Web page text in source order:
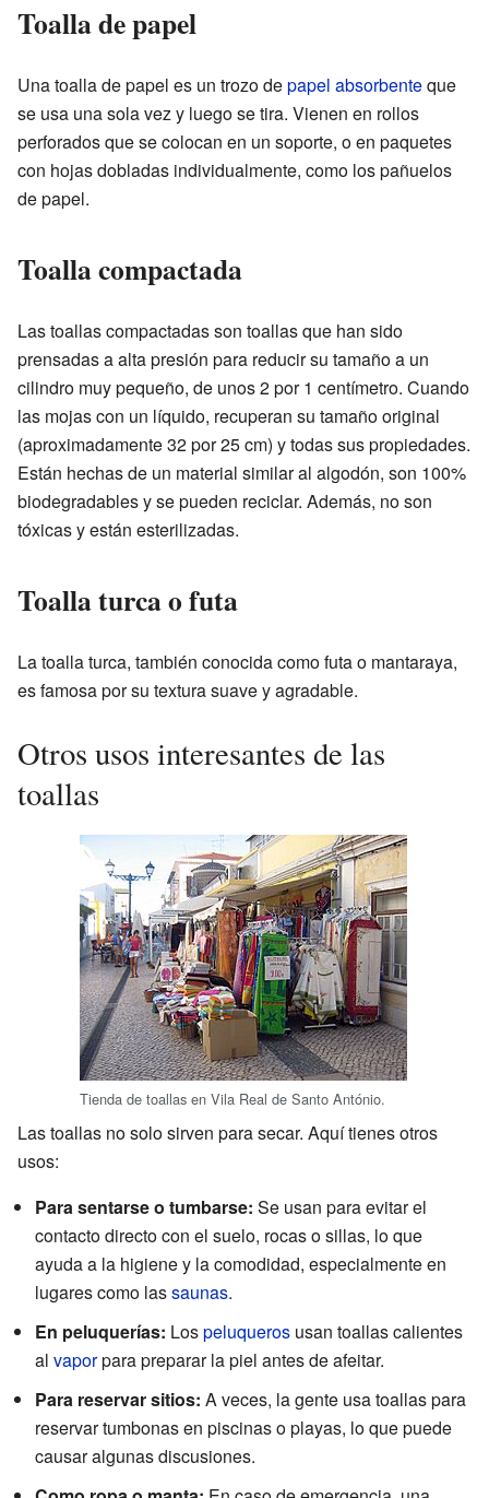
Toalla de papel
Una toalla de papel es un trozo depapel absorbenteque
se usa una sola vez y luego se tira. Vienen en rollos
perforados que se colocan en un soporte, o en paquetes
con hojas dobladas individualmente, como los pañuelos
de papel.
Toalla compactada
Las toallas compactadas son toallas que han sido
prensadas a alta presión para reducir su tamaño a un
cilindro muy pequeño, de unos 2 por 1 centímetro. Cuando
las mojas con un líquido, recuperan su tamaño original
(aproximadamente 32 por 25 cm) y todas sus propiedades.
Están hechas de un material similar al algodón, son 100%
biodegradables y se pueden reciclar. Además, no son
tóxicas y están esterilizadas.
Toalla turca o futa
La toalla turca, también conocida como futa o mantaraya,
es famosa por su textura suave y agradable.
Otros usos interesantes de las
toallas
Tienda de toallas en Vila Real de Santo António.
Las toallas no solo sirven para secar. Aquí tienes otros
usos:
Para sentarse o tumbarse: Se usan para evitar el
contacto directo con el suelo, rocas o sillas, lo que
ayuda a la higiene y la comodidad, especialmente en
lugares como lassaunas.
En peluquerías: Lospeluqueros usan toallas calientes
al vaporpara preparar la piel antes de afeitar.
Para reservar sitios: A veces, la gente usa toallas para
reservar tumbonas en piscinas o playas, lo que puede
causar algunas discusiones.